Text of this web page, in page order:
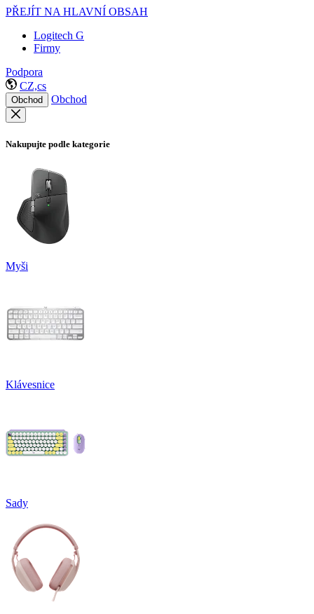
PŘEJÍT NA HLAVNÍ OBSAH
Logitech G
Firmy
Podpora
CZ,cs
Obchod Obchod
Nakupujte podle kategorie
Myši
Klávesnice
Sady